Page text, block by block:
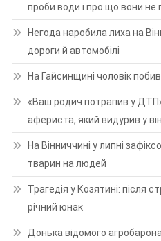
проби води і про що вони не
Негода наробила лиха на
дороги й автомобілі
На Гайсинщині чоловік
«Ваш родич потрапив у
афериста, який видурив у
На Вінниччині у липні
тварин на людей
Трагедія у Козятині: після
річний юнак
Донька відомого